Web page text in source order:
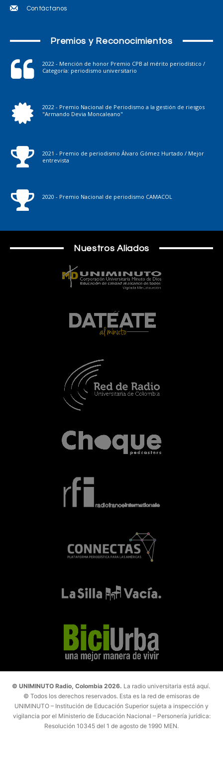
Contáctanos
Premios y Reconocimientos
2022 - Mención de honor Premio CPB al mérito periodístico /
Categoría: periodismo universitario
2022 - Premio Nacional de Periodismo a la gestión de riesgos
"Armando Devia Moncaleano"
2021 - Premio de periodismo Álvaro Gómez Hurtado / Mejor
entrevista
2020 - Premio Nacional de periodismo CAMACOL
Nuestros Aliados
© UNIMINUTO Radio, Colombia 2026. La radio universitaria está aquí.
© Todos los derechos reservados. Esta es la red de emisoras de
UNIMINUTO – Institución de Educación Superior sujeta a inspección y
vigilancia por el Ministerio de Educación Nacional – Personería jurídica:
Resolución 10345 del 1 de agosto de 1990 MEN.